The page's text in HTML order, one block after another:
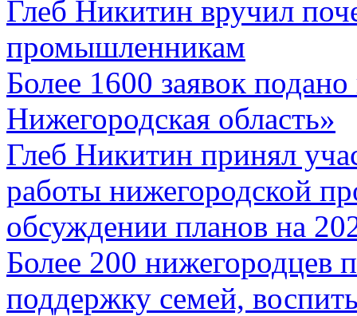
Глеб Никитин вручил
промышленникам
Более 1600 заявок
Нижегородская область»
Глеб Никитин принял
работы нижегородской
обсуждении планов на
Более 200 нижегородцев
поддержку семей,